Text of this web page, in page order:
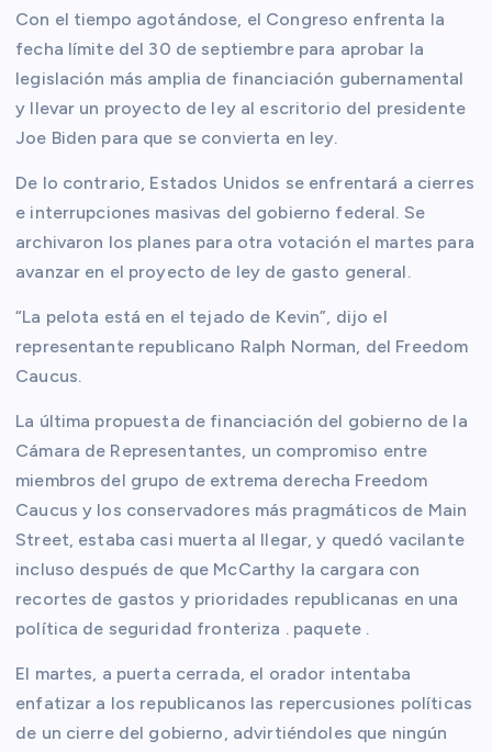
Con el tiempo agotándose, el Congreso enfrenta la
fecha límite del 30 de septiembre para aprobar la
legislación más amplia de financiación gubernamental
y llevar un proyecto de ley al escritorio del presidente
Joe Biden para que se convierta en ley.
De lo contrario, Estados Unidos se enfrentará a cierres
e interrupciones masivas del gobierno federal. Se
archivaron los planes para otra votación el martes para
avanzar en el proyecto de ley de gasto general.
“La pelota está en el tejado de Kevin”, dijo el
representante republicano Ralph Norman, del Freedom
Caucus.
La última propuesta de financiación del gobierno de la
Cámara de Representantes, un compromiso entre
miembros del grupo de extrema derecha Freedom
Caucus y los conservadores más pragmáticos de Main
Street, estaba casi muerta al llegar, y quedó vacilante
incluso después de que McCarthy la cargara con
recortes de gastos y prioridades republicanas en una
política de seguridad fronteriza . paquete .
El martes, a puerta cerrada, el orador intentaba
enfatizar a los republicanos las repercusiones políticas
de un cierre del gobierno, advirtiéndoles que ningún